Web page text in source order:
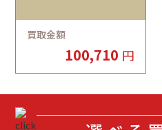
買取金額
100,710 円